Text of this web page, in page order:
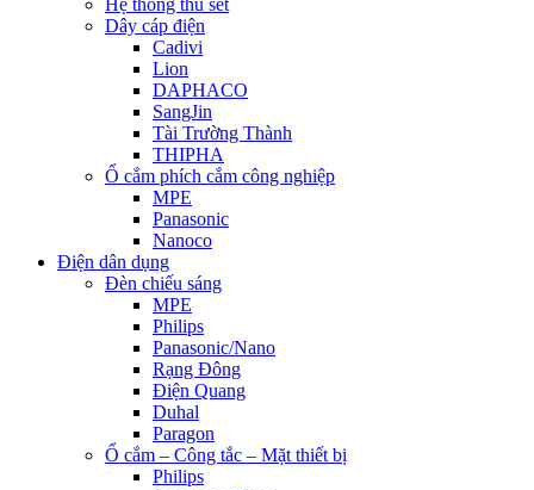
Hệ thống thu sét
Dây cáp điện
Cadivi
Lion
DAPHACO
SangJin
Tài Trường Thành
THIPHA
Ổ cắm phích cắm công nghiệp
MPE
Panasonic
Nanoco
Điện dân dụng
Đèn chiếu sáng
MPE
Philips
Panasonic/Nano
Rạng Đông
Điện Quang
Duhal
Paragon
Ổ cắm – Công tắc – Mặt thiết bị
Philips